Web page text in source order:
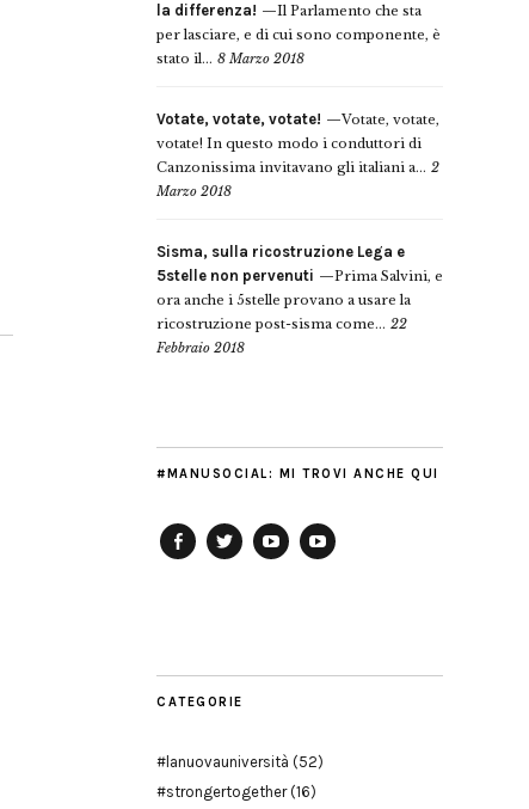
la differenza!
Il Parlamento che sta
per lasciare, e di cui sono componente, è
stato il... 8 Marzo 2018
Votate, votate, votate!
Votate, votate,
votate! In questo modo i conduttori di
Canzonissima invitavano gli italiani a... 2
Marzo 2018
Sisma, sulla ricostruzione Lega e
5stelle non pervenuti
Prima Salvini, e
ora anche i 5stelle provano a usare la
ricostruzione post-sisma come... 22
Febbraio 2018
#MANUSOCIAL: MI TROVI ANCHE QUI
CATEGORIE
#lanuovauniversità (52)
#strongertogether(16)